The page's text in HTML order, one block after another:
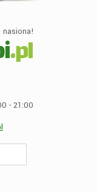
nasiona!
- 21:00